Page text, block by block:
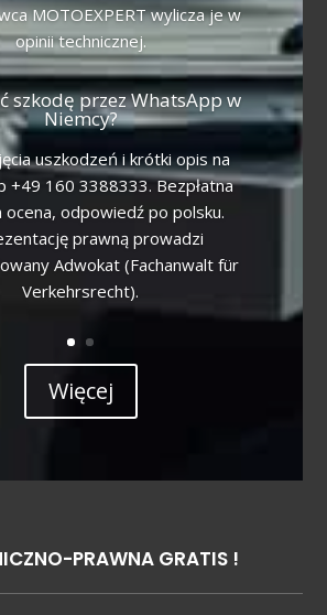
MOTOEXPERT wylicza je w
opinii technicznej.
szkodę przez WhatsApp w
Niemcy?
uszkodzeń i krótki opis na
+49 160 3388333. Bezpłatna
ocena, odpowiedź po polsku.
prawną prowadzi
Adwokat (Fachanwalt für
Verkehrsrecht).
Więcej
PRAWNA GRATIS !